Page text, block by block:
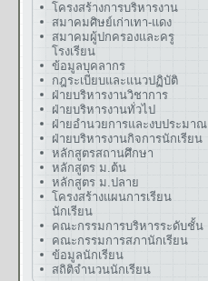
โครงสร้างการบริหารงาน
สมาคมศิษย์เก่าเทา-แดง
สมาคมผู้ปกครองและครู
โรงเรียน
ข้อมูลบุคลากร
กฎระเบียบและแนวปฏิบัติ
ฝ่ายบริหารงานวิชาการ
ฝ่ายบริหารงานทั่วไป
ฝ่ายอำนวยการและงบประมาณ
ฝ่ายบริหารงานกิจการนักเรียน
หลักสูตรสถานศึกษา
หลักสูตร ม.ต้น
หลักสูตร ม.ปลาย
โครงสร้างแผนการเรียน
นักเรียน
คณะกรรมการบริหารระดับชั้น
คณะกรรมการสภานักเรียน
ข้อมูลนักเรียน
สถิติจำนวนนักเรียน